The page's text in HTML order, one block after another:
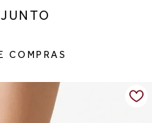
sofisticado, ela traz
estabilidade e praticidade.
para os dias mais
COMPRAS